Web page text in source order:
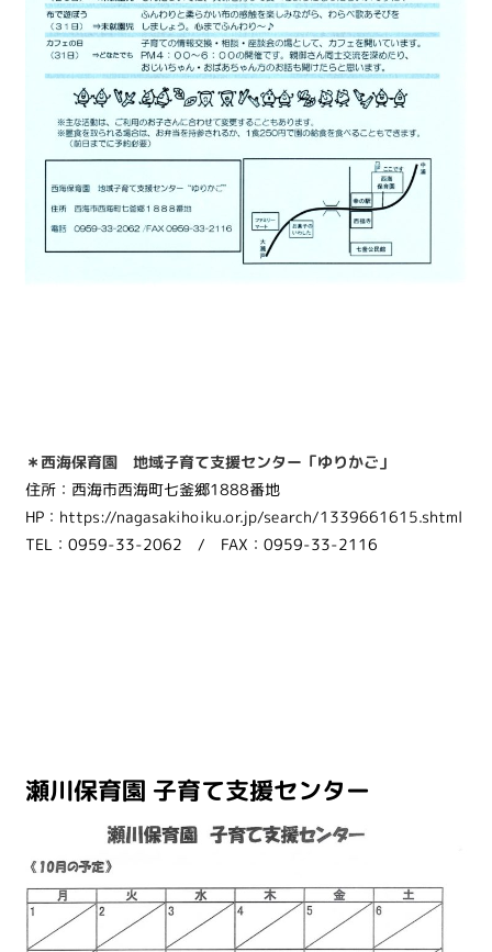
＊西海保育園 地域子育て支援センター「ゆりかご」
住所：西海市西海町七釜郷1888番地
HP： https://nagasakihoiku.or.jp/search/1339661615.shtml
TEL：0959-33-2062 / FAX：0959-33-2116
瀬川保育園 子育て支援センター